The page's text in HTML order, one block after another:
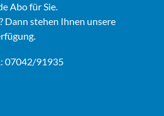
Abo für Sie.
Dann stehen Ihnen unsere
07042/91935